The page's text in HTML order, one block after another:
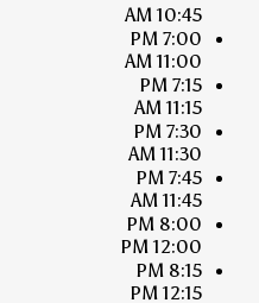
10:45 AM
7:00 PM
11:00 AM
7:15 PM
11:15 AM
7:30 PM
11:30 AM
7:45 PM
11:45 AM
8:00 PM
12:00 PM
8:15 PM
12:15 PM